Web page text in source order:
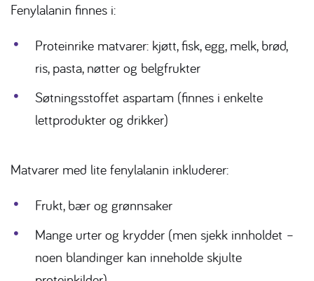
Fenylalanin finnes i:
Proteinrike matvarer: kjøtt, fisk, egg, melk, brød,
ris, pasta, nøtter og belgfrukter
Søtningsstoffet aspartam (finnes i enkelte
lettprodukter og drikker)
Matvarer med lite fenylalanin inkluderer:
Frukt, bær og grønnsaker
Mange urter og krydder (men sjekk innholdet –
noen blandinger kan inneholde skjulte